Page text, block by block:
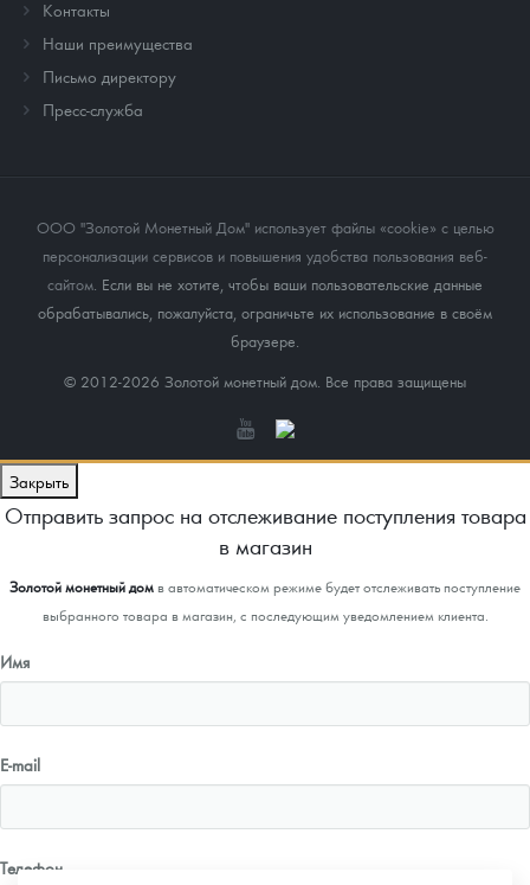
Контакты
Наши преимущества
Письмо директору
Пресс-служба
ООО "Золотой Монетный Дом" использует файлы «cookie» с целью
персонализации сервисов и повышения удобства пользования веб-
сайтом. Если вы не хотите, чтобы ваши пользовательские данные
обрабатывались, пожалуйста, ограничьте их использование в своём
браузере.
© 2012-2026 Золотой монетный дом. Все права защищены
Закрыть
Отправить запрос на отслеживание поступления товара
в магазин
Золотой монетный домв автоматическом режиме будет отслеживать поступление
выбранного товара в магазин, с последующим уведомлением клиента.
Имя
E-mail
Телефон